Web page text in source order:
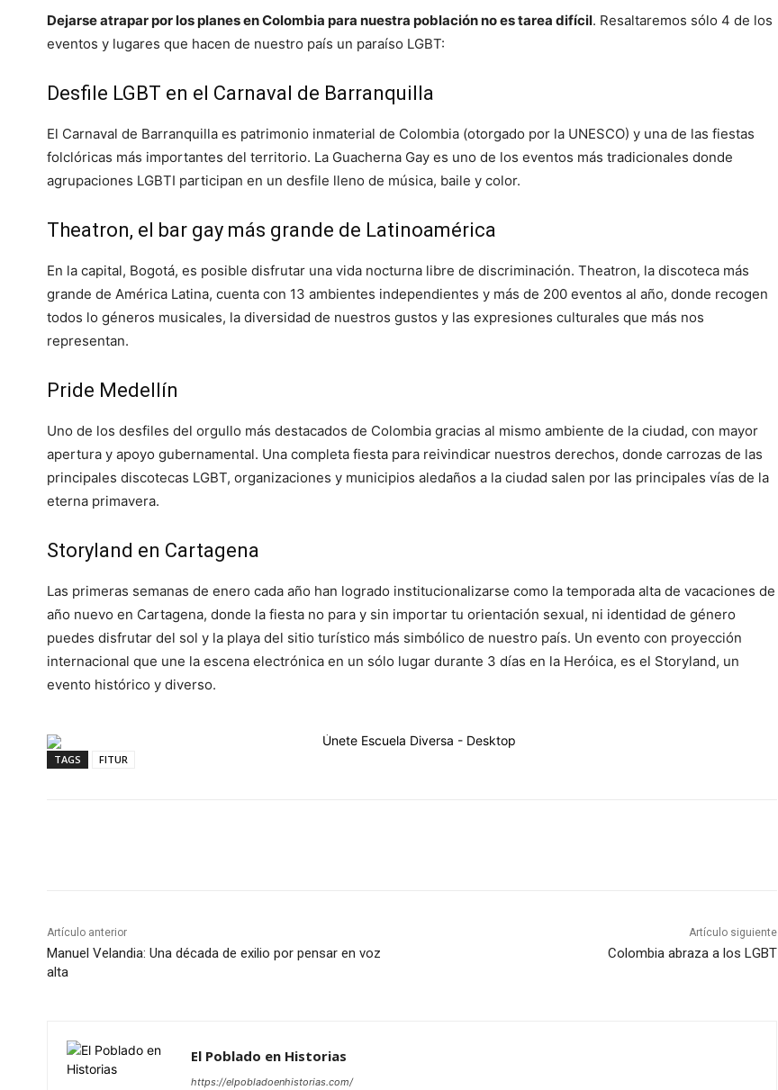
Dejarse atrapar por los planes en Colombia para nuestra población no es tarea difícil. Resaltaremos sólo 4 de los
eventos y lugares que hacen de nuestro país un paraíso LGBT:
Desfile LGBT en el Carnaval de Barranquilla
El Carnaval de Barranquilla es patrimonio inmaterial de Colombia (otorgado por la UNESCO) y una de las fiestas
folclóricas más importantes del territorio. La Guacherna Gay es uno de los eventos más tradicionales donde
agrupaciones LGBTI participan en un desfile lleno de música, baile y color.
Theatron, el bar gay más grande de Latinoamérica
En la capital, Bogotá, es posible disfrutar una vida nocturna libre de discriminación. Theatron, la discoteca más
grande de América Latina, cuenta con 13 ambientes independientes y más de 200 eventos al año, donde recogen
todos lo géneros musicales, la diversidad de nuestros gustos y las expresiones culturales que más nos
representan.
Pride Medellín
Uno de los desfiles del orgullo más destacados de Colombia gracias al mismo ambiente de la ciudad, con mayor
apertura y apoyo gubernamental. Una completa fiesta para reivindicar nuestros derechos, donde carrozas de las
principales discotecas LGBT, organizaciones y municipios aledaños a la ciudad salen por las principales vías de la
eterna primavera.
Storyland en Cartagena
Las primeras semanas de enero cada año han logrado institucionalizarse como la temporada alta de vacaciones de
año nuevo en Cartagena, donde la fiesta no para y sin importar tu orientación sexual, ni identidad de género
puedes disfrutar del sol y la playa del sitio turístico más simbólico de nuestro país. Un evento con proyección
internacional que une la escena electrónica en un sólo lugar durante 3 días en la Heróica, es el Storyland, un
evento histórico y diverso.
TAGS FITUR
Artículo anterior
Manuel Velandia: Una década de exilio por pensar en voz
alta
Artículo siguiente
Colombia abraza a los LGBT
El Poblado en Historias
https://elpobladoenhistorias.com/